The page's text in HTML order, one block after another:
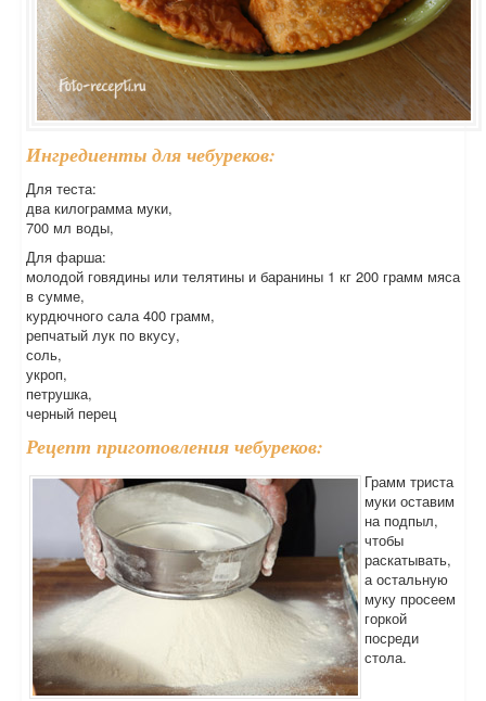
Ингредиенты для чебуреков:
Для теста:
два килограмма муки,
700 мл воды,
Для фарша:
молодой говядины или телятины и баранины 1 кг 200 грамм мяса
в сумме,
курдючного сала 400 грамм,
репчатый лук по вкусу,
соль,
укроп,
петрушка,
черный перец
Рецепт приготовления чебуреков:
Грамм триста
муки оставим
на подпыл,
чтобы
раскатывать,
а остальную
муку просеем
горкой
посреди
стола.